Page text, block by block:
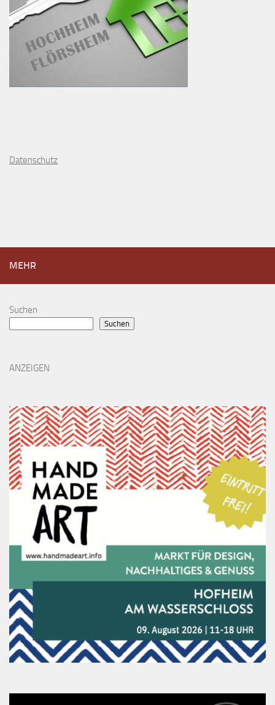
Datenschutz
MEHR
Suchen
Suchen
ANZEIGEN